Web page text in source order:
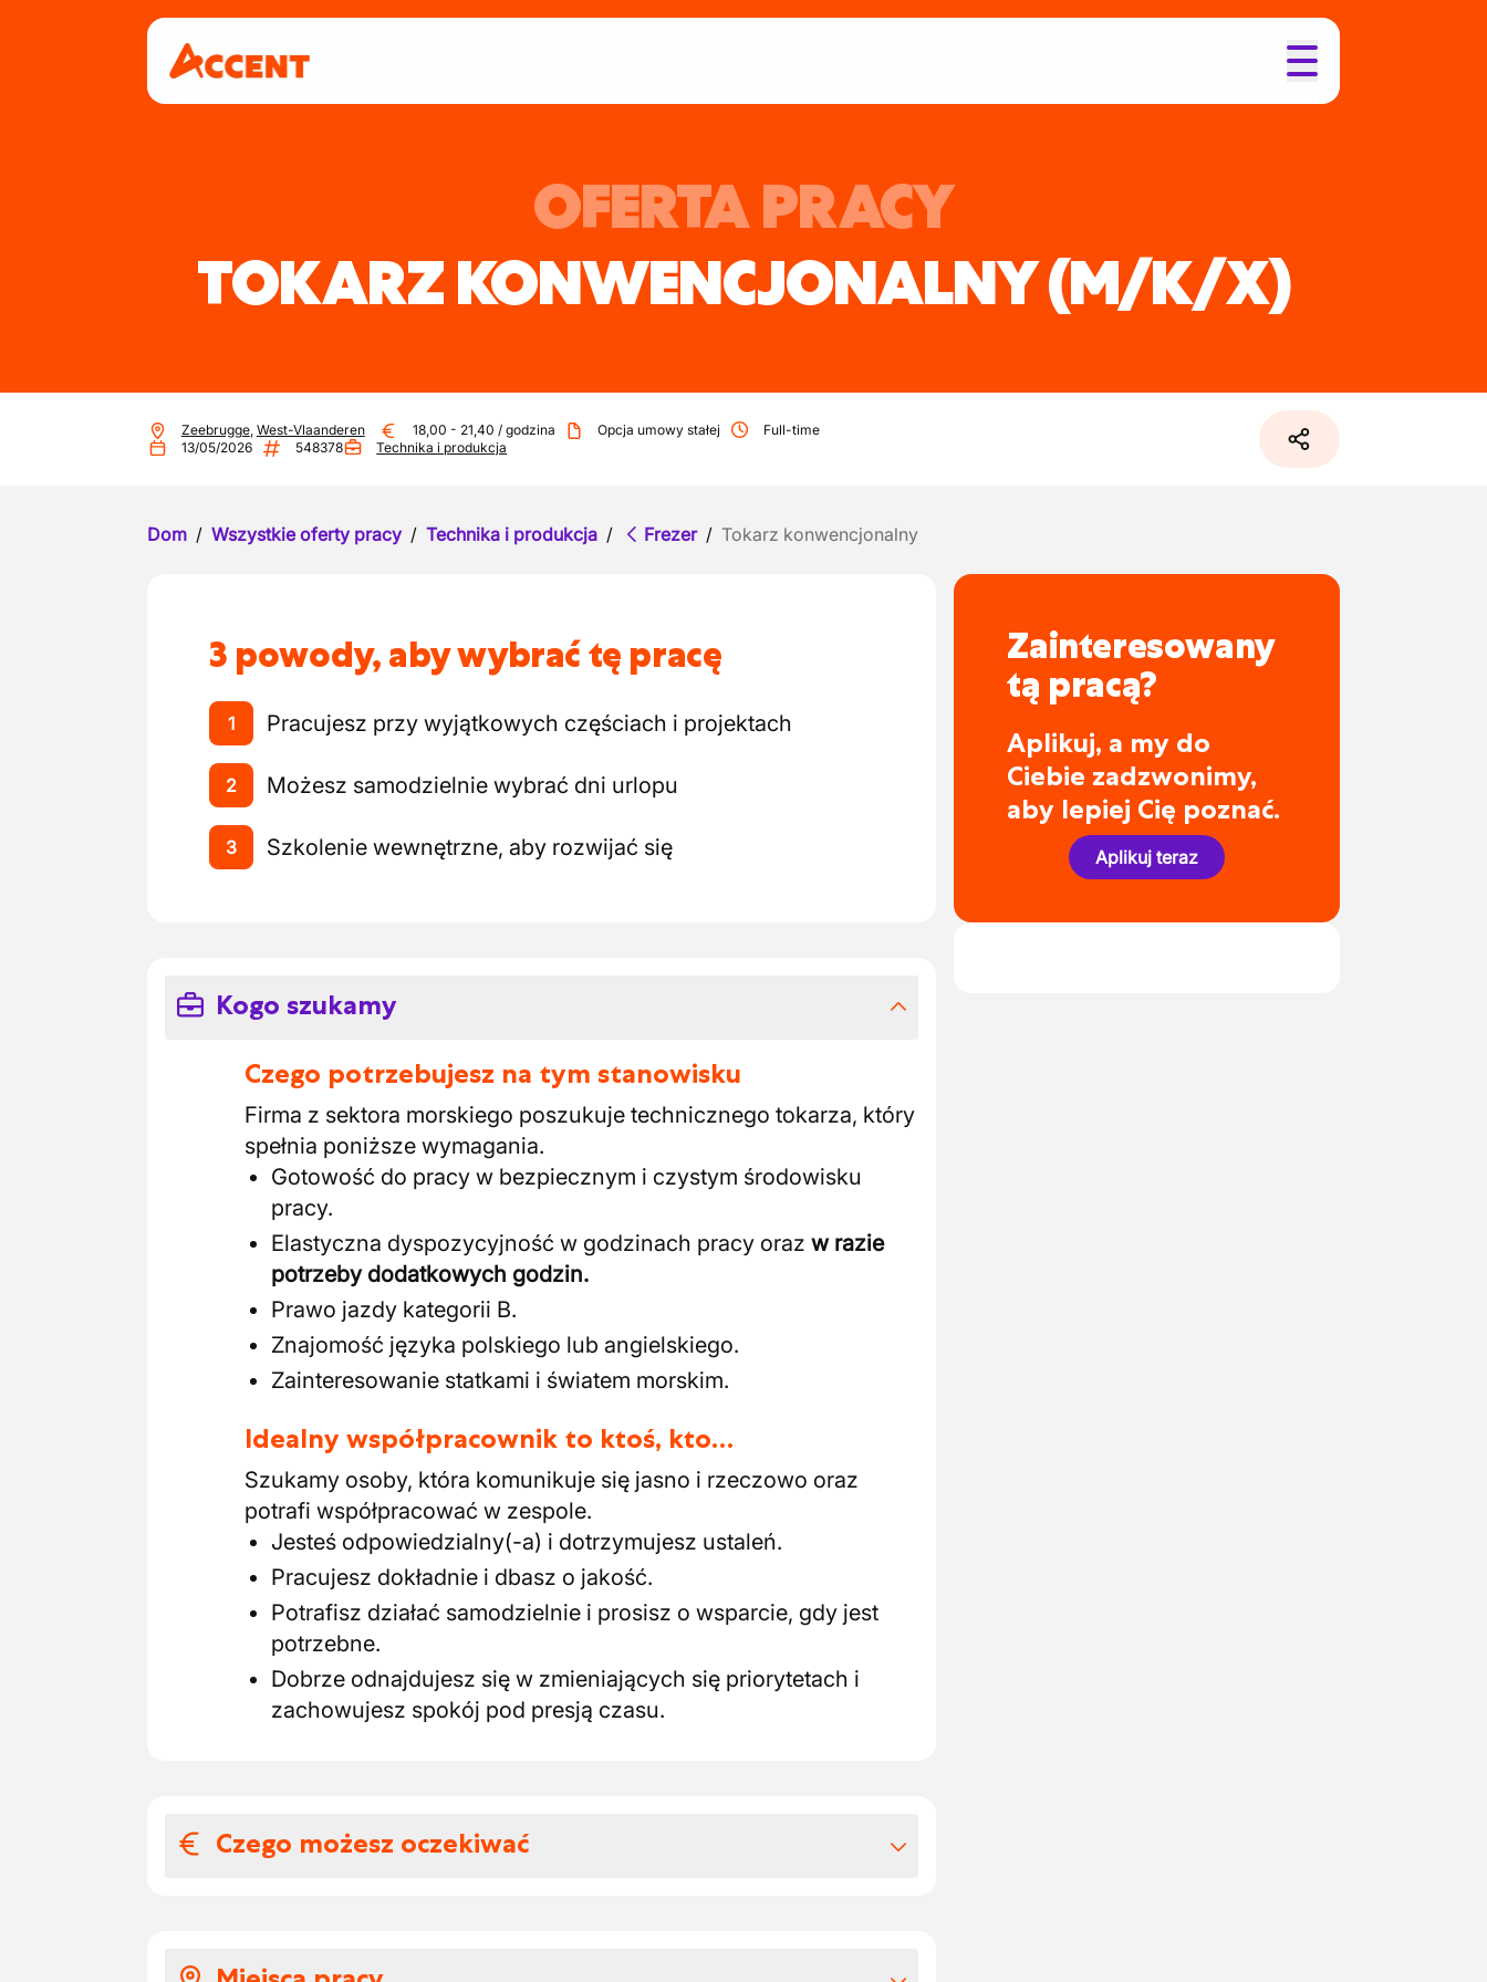
OFERTA PRACY
TOKARZ KONWENCJONALNY(M/K/X)
Zeebrugge, West-Vlaanderen 18,00 - 21,40 / godzina Opcja umowy stałej
Full-time
13/05/2026
548378 Technika i produkcja
Dom / Wszystkie oferty pracy / Technika i produkcja / Frezer / Tokarz konwencjonalny
3 powody, aby wybrać tę pracę
1 Pracujesz przy wyjątkowych częściach i projektach
2 Możesz samodzielnie wybrać dni urlopu
3 Szkolenie wewnętrzne, aby rozwijać się
Kogo szukamy
Czego potrzebujesz na tym stanowisku
Firma z sektora morskiego poszukuje technicznego tokarza, który
spełnia poniższe wymagania.
Gotowość do pracy w bezpiecznym i czystym środowisku
pracy.
Elastyczna dyspozycyjność w godzinach pracy oraz w razie
potrzeby dodatkowych godzin.
Prawo jazdy kategorii B.
Znajomość języka polskiego lub angielskiego.
Zainteresowanie statkami i światem morskim.
Idealny współpracownik to ktoś, kto…
Szukamy osoby, która komunikuje się jasno i rzeczowo oraz
potrafi współpracować w zespole.
Jesteś odpowiedzialny(-a) i dotrzymujesz ustaleń.
Pracujesz dokładnie i dbasz o jakość.
Potrafisz działać samodzielnie i prosisz o wsparcie, gdy jest
potrzebne.
Dobrze odnajdujesz się w zmieniających się priorytetach i
zachowujesz spokój pod presją czasu.
Czego możesz oczekiwać
Zainteresowany
tą pracą?
Aplikuj, a my do
Ciebie zadzwonimy,
aby lepiej Cię poznać.
Aplikuj teraz